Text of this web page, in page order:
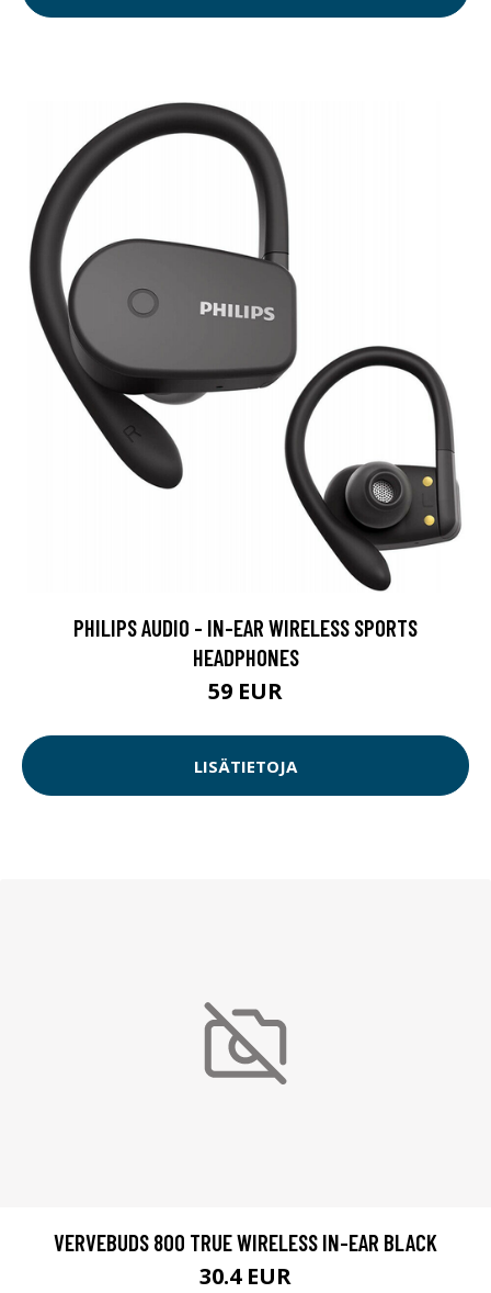
PHILIPS AUDIO - IN-EAR WIRELESS SPORTS
HEADPHONES
59 EUR
LISÄTIETOJA
VERVEBUDS 800 TRUE WIRELESS IN-EAR BLACK
30.4 EUR